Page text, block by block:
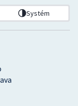
Systém